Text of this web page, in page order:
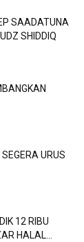
SAADATUNA
SHIDDIQ
URUS
12 RIBU
HALAL...